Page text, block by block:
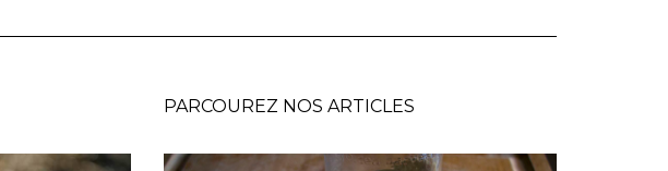
PARCOUREZ NOS ARTICLES